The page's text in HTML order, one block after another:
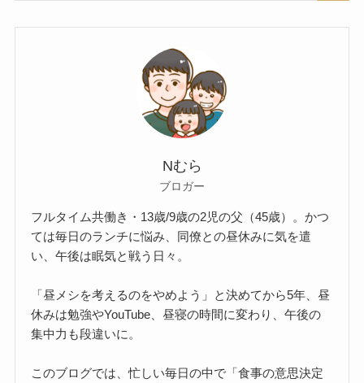
Nむら
ブロガー
フルタイム共働き・13歳/9歳の2児の父（45歳）。かつ
ては毎日のランチに悩み、同僚との昼休みに気を遣
い、午後は眠気と戦う日々。
「昼メシを考えるのをやめよう」と決めてから5年、昼
休みは勉強やYouTube、昼寝の時間に変わり、午後の
集中力も段違いに。
このブログでは、忙しい毎日の中で「食事の意思決定